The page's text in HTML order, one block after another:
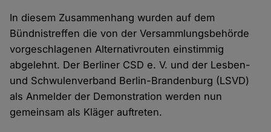
In diesem Zusammenhang wurden auf dem
Bündnistreffen die von der Versammlungsbehörde
vorgeschlagenen Alternativrouten einstimmig
abgelehnt. Der Berliner CSD e. V. und der Lesben-
und Schwulenverband Berlin-Brandenburg (LSVD)
als Anmelder der Demonstration werden nun
gemeinsam als Kläger auftreten.